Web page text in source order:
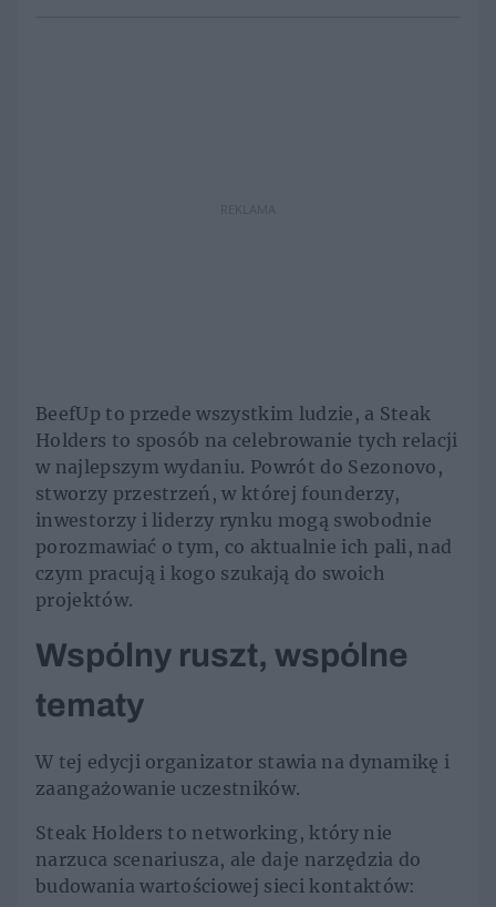
REKLAMA
BeefUp to przede wszystkim ludzie, a Steak
Holders to sposób na celebrowanie tych relacji
w najlepszym wydaniu. Powrót do Sezonovo,
stworzy przestrzeń, w której founderzy,
inwestorzy i liderzy rynku mogą swobodnie
porozmawiać o tym, co aktualnie ich pali, nad
czym pracują i kogo szukają do swoich
projektów.
Wspólny ruszt, wspólne
tematy
W tej edycji organizator stawia na dynamikę i
zaangażowanie uczestników.
Steak Holders to networking, który nie
narzuca scenariusza, ale daje narzędzia do
budowania wartościowej sieci kontaktów: